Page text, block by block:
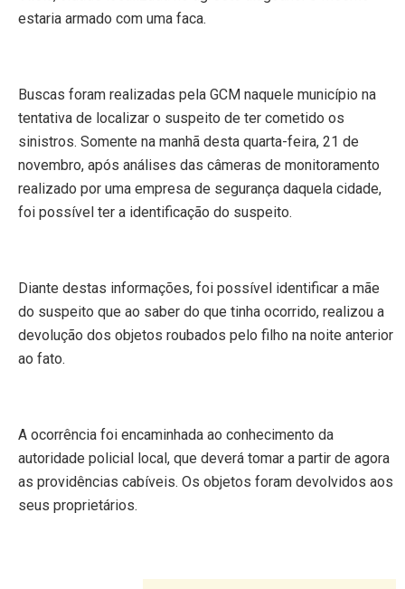
estaria armado com uma faca.
Buscas foram realizadas pela GCM naquele município na
tentativa de localizar o suspeito de ter cometido os
sinistros. Somente na manhã desta quarta-feira, 21 de
novembro, após análises das câmeras de monitoramento
realizado por uma empresa de segurança daquela cidade,
foi possível ter a identificação do suspeito.
Diante destas informações, foi possível identificar a mãe
do suspeito que ao saber do que tinha ocorrido, realizou a
devolução dos objetos roubados pelo filho na noite anterior
ao fato.
A ocorrência foi encaminhada ao conhecimento da
autoridade policial local, que deverá tomar a partir de agora
as providências cabíveis. Os objetos foram devolvidos aos
seus proprietários.